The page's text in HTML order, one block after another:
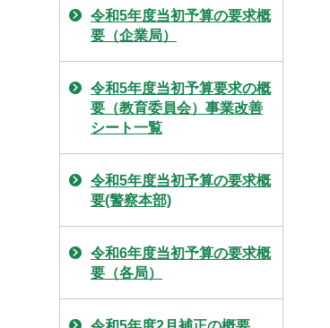
令和5年度当初予算の要求概
要（企業局）
令和5年度当初予算要求の概
要（教育委員会）事業改善
シート一覧
令和5年度当初予算の要求概
要(警察本部)
令和6年度当初予算の要求概
要（各局）